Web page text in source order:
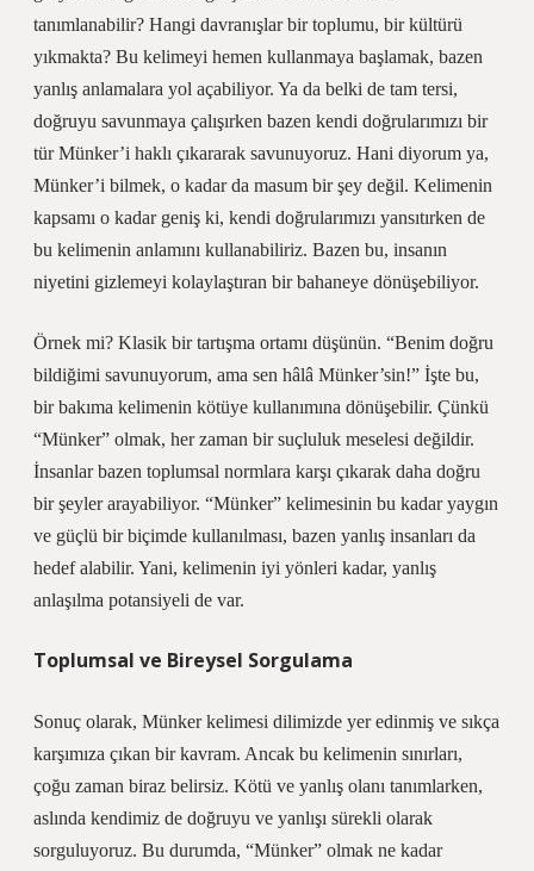
tanımlanabilir? Hangi davranışlar bir toplumu, bir kültürü
yıkmakta? Bu kelimeyi hemen kullanmaya başlamak, bazen
yanlış anlamalara yol açabiliyor. Ya da belki de tam tersi,
doğruyu savunmaya çalışırken bazen kendi doğrularımızı bir
tür Münker’i haklı çıkararak savunuyoruz. Hani diyorum ya,
Münker’i bilmek, o kadar da masum bir şey değil. Kelimenin
kapsamı o kadar geniş ki, kendi doğrularımızı yansıtırken de
bu kelimenin anlamını kullanabiliriz. Bazen bu, insanın
niyetini gizlemeyi kolaylaştıran bir bahaneye dönüşebiliyor.
Örnek mi? Klasik bir tartışma ortamı düşünün. “Benim doğru
bildiğimi savunuyorum, ama sen hâlâ Münker’sin!” İşte bu,
bir bakıma kelimenin kötüye kullanımına dönüşebilir. Çünkü
“Münker” olmak, her zaman bir suçluluk meselesi değildir.
İnsanlar bazen toplumsal normlara karşı çıkarak daha doğru
bir şeyler arayabiliyor. “Münker” kelimesinin bu kadar yaygın
ve güçlü bir biçimde kullanılması, bazen yanlış insanları da
hedef alabilir. Yani, kelimenin iyi yönleri kadar, yanlış
anlaşılma potansiyeli de var.
Toplumsal ve Bireysel Sorgulama
Sonuç olarak, Münker kelimesi dilimizde yer edinmiş ve sıkça
karşımıza çıkan bir kavram. Ancak bu kelimenin sınırları,
çoğu zaman biraz belirsiz. Kötü ve yanlış olanı tanımlarken,
aslında kendimiz de doğruyu ve yanlışı sürekli olarak
sorguluyoruz. Bu durumda, “Münker” olmak ne kadar